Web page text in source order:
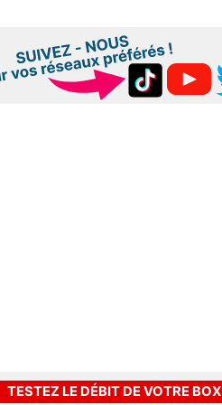
TESTEZ LE DÉBIT DE VOTRE BOX